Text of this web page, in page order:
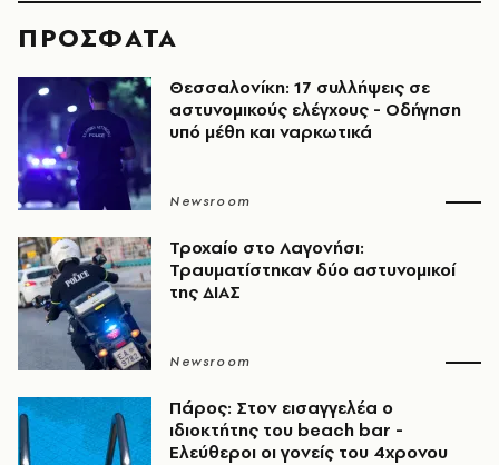
ΠΡΟΣΦΑΤΑ
Θεσσαλονίκη: 17 συλλήψεις σε
αστυνομικούς ελέγχους - Οδήγηση
υπό μέθη και ναρκωτικά
Newsroom
Τροχαίο στο Λαγονήσι:
Τραυματίστηκαν δύο αστυνομικοί
της ΔΙΑΣ
Newsroom
Πάρος: Στον εισαγγελέα ο
ιδιοκτήτης του beach bar -
Ελεύθεροι οι γονείς του 4χρονου